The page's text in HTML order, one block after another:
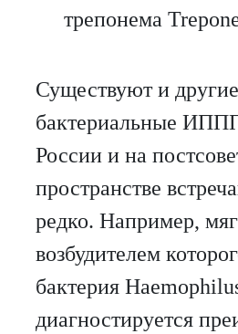
трепонема
Существуют и другие
бактериальные
России и на
пространстве
редко. Например,
возбудителем
бактерия
диагностируется